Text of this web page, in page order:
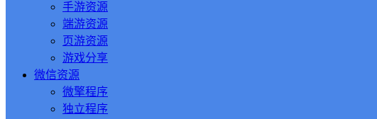
手游资源
端游资源
页游资源
游戏分享
微信资源
微擎程序
独立程序